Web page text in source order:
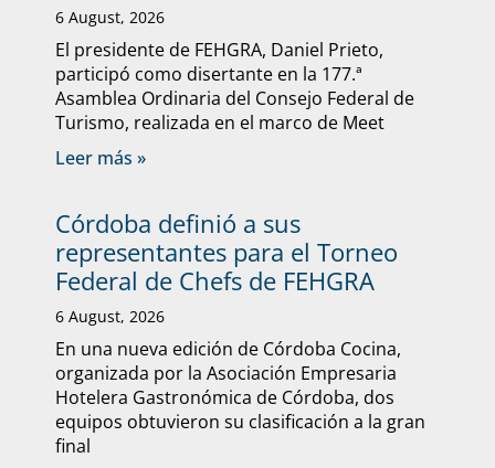
6 August, 2026
El presidente de FEHGRA, Daniel Prieto,
participó como disertante en la 177.ª
Asamblea Ordinaria del Consejo Federal de
Turismo, realizada en el marco de Meet
Leer más »
Córdoba definió a sus
representantes para el Torneo
Federal de Chefs de FEHGRA
6 August, 2026
En una nueva edición de Córdoba Cocina,
organizada por la Asociación Empresaria
Hotelera Gastronómica de Córdoba, dos
equipos obtuvieron su clasificación a la gran
final